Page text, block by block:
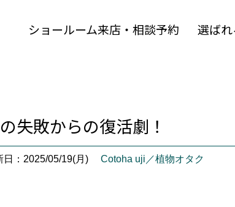
ショールーム来店・相談予約 選ば
失敗からの復活劇！
日：2025/05/19(月) Cotoha uji／植物オタク